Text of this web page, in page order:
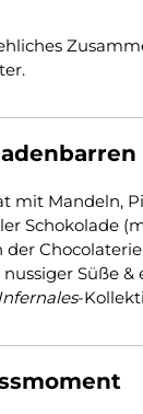
mit Mandeln,
Schokolade
Süße
-